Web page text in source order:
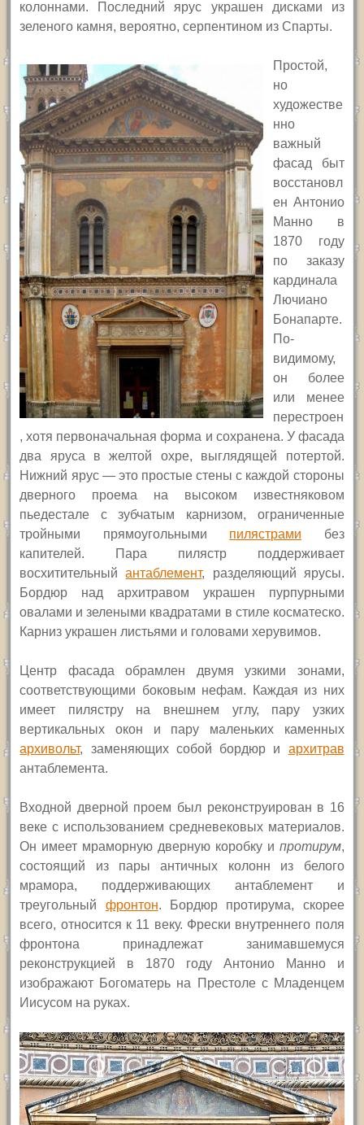
колоннами. Последний ярус украшен дисками из
зеленого камня, вероятно, серпентином из Спарты.
Простой,
но
художестве
нно
важный
фасад быт
восстановл
ен Антонио
Манно в
1870 году
по заказу
кардинала
Лючиано
Бонапарте.
По-
видимому,
он более
или менее
перестроен
, хотя первоначальная форма и сохранена. У фасада
два яруса в желтой охре, выглядящей потертой.
Нижний ярус — это простые стены с каждой стороны
дверного проема на высоком известняковом
пьедестале с зубчатым карнизом, ограниченные
тройными прямоугольными пилястрами без
капителей. Пара пилястр поддерживает
восхитительныйантаблемент, разделяющий ярусы.
Бордюр над архитравом украшен пурпурными
овалами и зелеными квадратами в стиле косматеско.
Карниз украшен листьями и головами херувимов.
Центр фасада обрамлен двумя узкими зонами,
соответствующими боковым нефам. Каждая из них
имеет пилястру на внешнем углу, пару узких
вертикальных окон и пару маленьких каменных
архивольт, заменяющих собой бордюр и архитрав
антаблемента.
Входной дверной проем был реконструирован в 16
веке с использованием средневековых материалов.
Он имеет мраморную дверную коробку и протирум,
состоящий из пары античных колонн из белого
мрамора, поддерживающих антаблемент и
треугольный фронтон.
Бордюр протирума, скорее
всего, относится к 11 веку. Фрески внутреннего поля
фронтона принадлежат занимавшемуся
реконструкцией в 1870 году Антонио Манно и
изображают Богоматерь на Престоле с Младенцем
Иисусом на руках.